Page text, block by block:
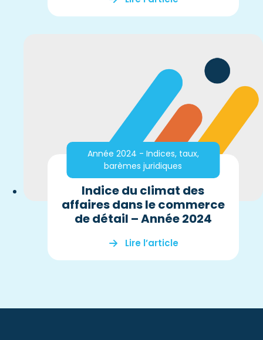
Année 2024 - Indices, taux,
barèmes juridiques
Indice du climat des
affaires dans le commerce
de détail – Année 2024
Lire l’article